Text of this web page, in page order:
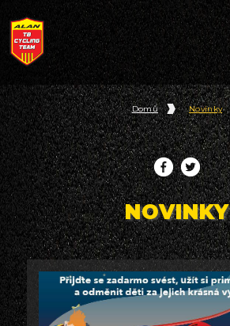
Domů Novinky
NOVINKY